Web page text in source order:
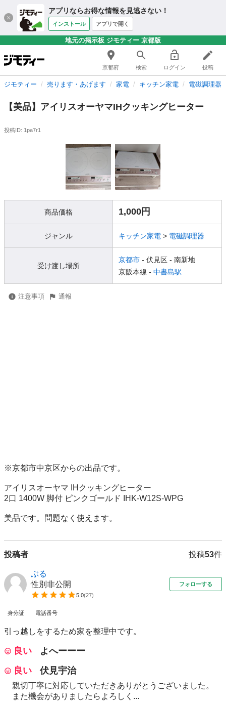
アプリならお得な情報を見逃さない！
インストール アプリで開く
地元の掲示板 ジモティー 京都版
京都府 検索 ログイン 投稿
ジモティー 売ります・あげます 家電 キッチン家電 電磁調理器
【美品】アイリスオーヤマIHクッキングヒーター
投稿ID: 1pa7r1
商品価格 1,000円
ジャンル キッチン家電 > 電磁調理器
受け渡し場所
京都市 - 伏見区 - 南新地
京阪本線 - 中書島駅
注意事項 通報
※京都市中京区からの出品です。
アイリスオーヤマ IHクッキングヒーター
2口 1400W 脚付 ピンクゴールド IHK-W12S-WPG
美品です。問題なく使えます。
投稿者 投稿53件
ぶる
性別非公開
5.0(27)
フォローする
身分証 電話番号
引っ越しをするため家を整理中です。
良い
よへーーー
良い
伏見宇治
親切丁寧に対応していただきありがとうございました。
また機会がありましたらよろしく...